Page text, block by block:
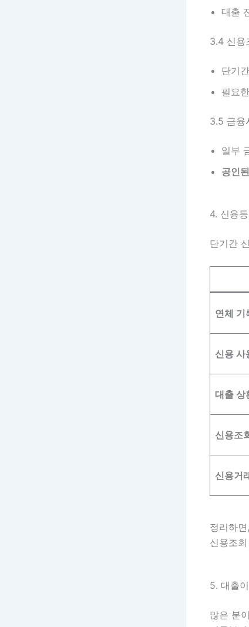
대출
3.4 신용
단기
필요
3.5 금융
일부
공인
4. 신용
단기간
연체 기
신용 사
대출 상
신용조
신용거
정리하면,
신용조
5. 대출
많은 분